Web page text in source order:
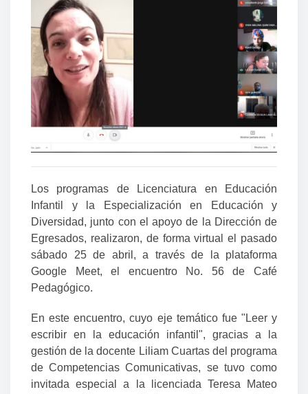
Los programas de Licenciatura en Educación
Infantil y la Especialización en Educación y
Diversidad, junto con el apoyo de la Dirección de
Egresados, realizaron, de forma virtual el pasado
sábado 25 de abril, a través de la plataforma
Google Meet, el encuentro No. 56 de Café
Pedagógico.
En este encuentro, cuyo eje temático fue "Leer y
escribir en la educación infantil", gracias a la
gestión de la docente Liliam Cuartas del programa
de Competencias Comunicativas, se tuvo como
invitada especial a la licenciada Teresa Mateo